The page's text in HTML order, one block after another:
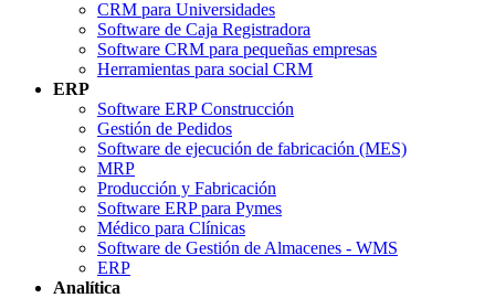
CRM para Universidades
Software de Caja Registradora
Software CRM para pequeñas empresas
Herramientas para social CRM
ERP
Software ERP Construcción
Gestión de Pedidos
Software de ejecución de fabricación (MES)
MRP
Producción y Fabricación
Software ERP para Pymes
Médico para Clínicas
Software de Gestión de Almacenes - WMS
ERP
Analítica